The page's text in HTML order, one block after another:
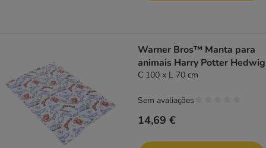
Warner Bros™ Manta para
animais Harry Potter Hedwig
C 100 x L 70 cm
14,69 €
Sem avaliações